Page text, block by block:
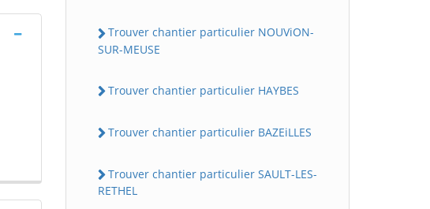
Trouver chantier particulier NOUViON-
SUR-MEUSE
Trouver chantier particulier HAYBES
Trouver chantier particulier BAZEiLLES
Trouver chantier particulier SAULT-LES-
RETHEL